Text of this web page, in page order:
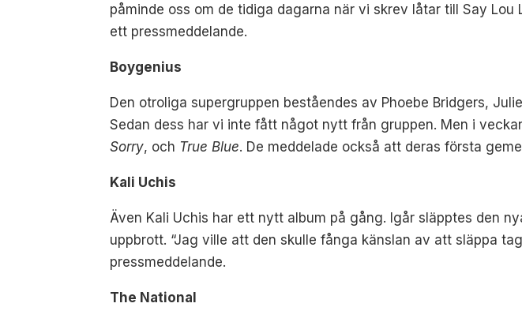
påminde oss om de tidiga dagarna när vi skrev låtar till Say
ett pressmeddelande.
Boygenius
Den otroliga supergruppen beståendes av Phoebe Bridgers,
Sedan dess har vi inte fått något nytt från gruppen. Men i
Sorry, och True Blue. De meddelade också att deras första
Kali Uchis
Även Kali Uchis har ett nytt album på gång. Igår släpptes den
uppbrott. “Jag ville att den skulle fånga känslan av att släppa
pressmeddelande.
The National